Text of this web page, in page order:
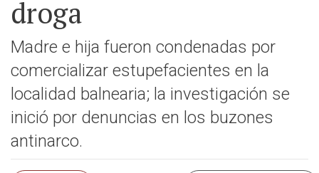
droga
Madre e hija fueron condenadas por
comercializar estupefacientes en la
localidad balnearia; la investigación se
inició por denuncias en los buzones
antinarco.